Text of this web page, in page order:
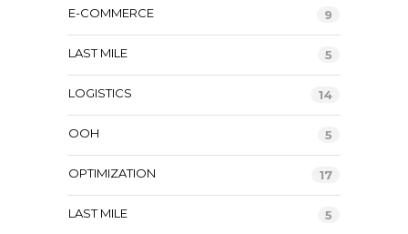
E-COMMERCE 9
LAST MILE 5
LOGISTICS 14
OOH 5
OPTIMIZATION 17
LAST MILE 5